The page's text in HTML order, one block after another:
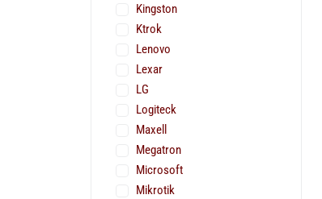
Kingston
Ktrok
Lenovo
Lexar
LG
Logiteck
Maxell
Megatron
Microsoft
Mikrotik